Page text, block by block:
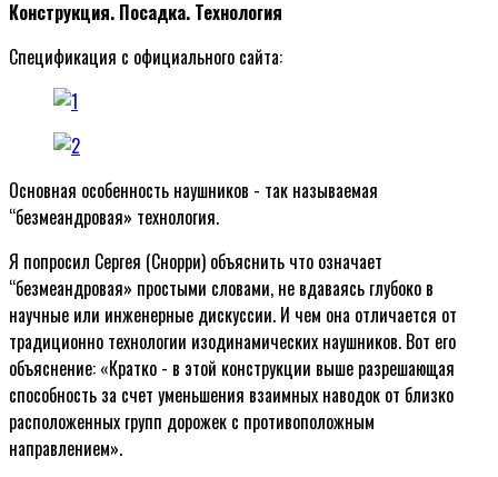
Конструкция. Посадка. Технология
Спецификация с официального сайта:
Основная особенность наушников - так называемая
“безмеандровая» технология.
Я попросил Сергея (Снорри) объяснить что означает
“безмеандровая» простыми словами, не вдаваясь глубоко в
научные или инженерные дискуссии. И чем она отличается от
традиционно технологии изодинамических наушников. Вот его
объяснение: «Кратко - в этой конструкции выше разрешающая
способность за счет уменьшения взаимных наводок от близко
расположенных групп дорожек с противоположным
направлением».